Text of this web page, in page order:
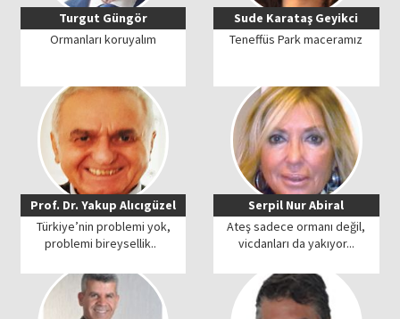
Turgut Güngör
Ormanları koruyalım
Sude Karataş Geyikci
Teneffüs Park maceramız
Prof. Dr. Yakup Alıcıgüzel
Türkiye’nin problemi yok,
problemi bireysellik..
Serpil Nur Abiral
Ateş sadece ormanı değil,
vicdanları da yakıyor...